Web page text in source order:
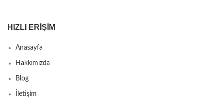
HIZLI ERIŞIM
Anasayfa
Hakkımızda
Blog
İletişim